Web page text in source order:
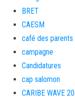
BRET
CAESM
café des parents
campagne
Candidatures
cap salomon
CARIBE WAVE